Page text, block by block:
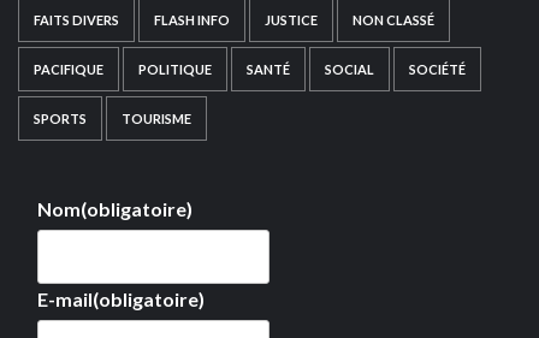
FAITS DIVERS FLASH INFO JUSTICE NON CLASSÉ
PACIFIQUE POLITIQUE SANTÉ SOCIAL SOCIÉTÉ
SPORTS TOURISME
Nom(obligatoire)
E-mail(obligatoire)